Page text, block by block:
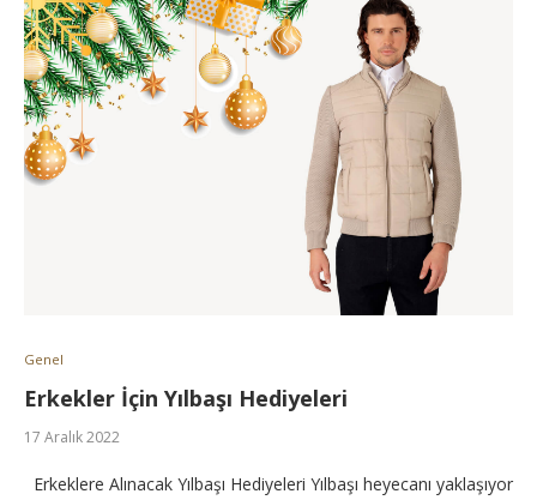
Genel
Erkekler İçin Yılbaşı Hediyeleri
17 Aralık 2022
Erkeklere Alınacak Yılbaşı Hediyeleri Yılbaşı heyecanı yaklaşıyor